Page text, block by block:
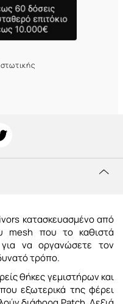
κατασκευασμένο από
mesh που το καθιστά
για να οργανώσετε τον
τρόπο.
θήκες γεμιστήρων και
εξωτερικά της φέρει